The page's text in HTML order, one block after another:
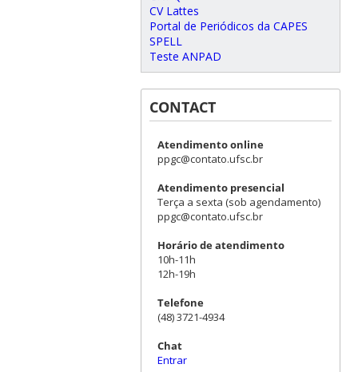
CV Lattes
Portal de Periódicos da CAPES
SPELL
Teste ANPAD
CONTACT
Atendimento online
ppgc@contato.ufsc.br
Atendimento presencial
Terça a sexta (sob agendamento)
ppgc@contato.ufsc.br
Horário de atendimento
10h-11h
12h-19h
Telefone
(48) 3721-4934
Chat
Entrar